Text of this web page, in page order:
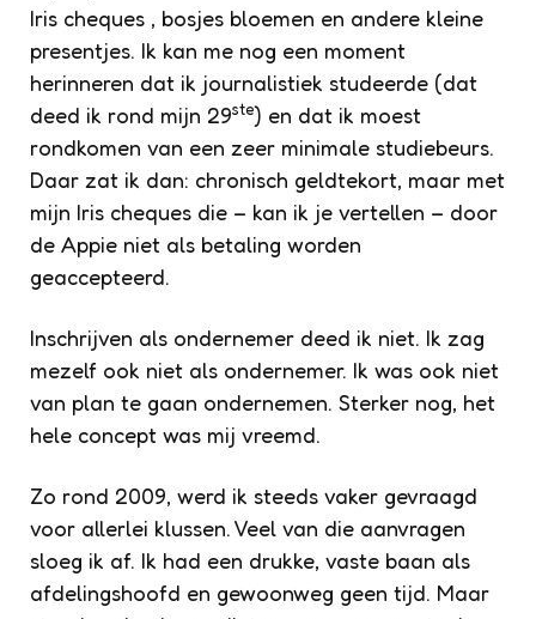
Iris cheques , bosjes bloemen en andere kleine
presentjes. Ik kan me nog een moment
herinneren dat ik journalistiek studeerde (dat
deed ik rond mijn 29ste) en dat ik moest
rondkomen van een zeer minimale studiebeurs.
Daar zat ik dan: chronisch geldtekort, maar met
mijn Iris cheques die – kan ik je vertellen – door
de Appie niet als betaling worden
geaccepteerd.
Inschrijven als ondernemer deed ik niet. Ik zag
mezelf ook niet als ondernemer. Ik was ook niet
van plan te gaan ondernemen. Sterker nog, het
hele concept was mij vreemd.
Zo rond 2009, werd ik steeds vaker gevraagd
voor allerlei klussen. Veel van die aanvragen
sloeg ik af. Ik had een drukke, vaste baan als
afdelingshoofd en gewoonweg geen tijd. Maar